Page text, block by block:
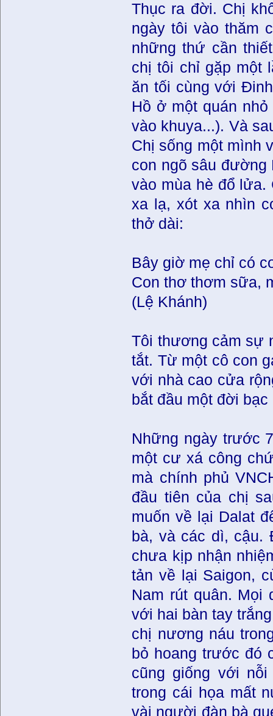
Thục ra đời. Chị
ngày tôi vào thăm
những thứ cần
chị tôi chỉ gặp một
ăn tối cùng với
Hồ ở một quán
vào khuya...). Và
Chị sống một mình
con ngõ sâu đường
vào mùa hè đổ lửa.
xa lạ, xót xa nhìn
thở dài:
Bây giờ mẹ chỉ có
Con thơ thơm sữa,
(Lệ Khánh)
Tôi thương cảm sự
tắt. Từ một cô con
với nhà cao cửa
bắt đầu một đời
Những ngày trước
một cư xá công
mà chính phủ
đầu tiên của chị
muốn về lại Dalat
bà, và các dì, cậu.
chưa kịp nhận
tản về lại Saigon,
Nam rút quân.
với hai bàn tay
chị nương náu
bỏ hoang trước đó
cũng giống với
trong cái họa mất
vài người đàn bà